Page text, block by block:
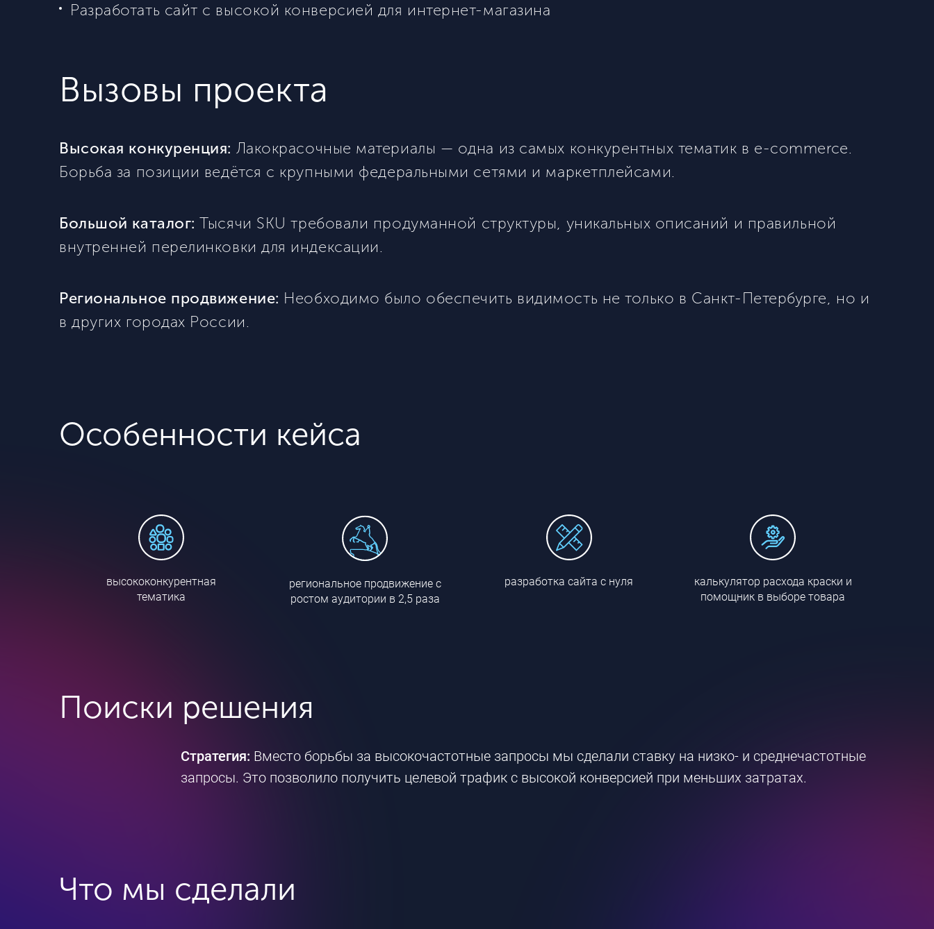
Разработать сайт с высокой конверсией для интернет-магазина
Вызовы проекта
Высокая конкуренция: Лакокрасочные материалы — одна из самых конкурентных тематик в e-commerce.
Борьба за позиции ведётся с крупными федеральными сетями и маркетплейсами.
Большой каталог: Тысячи SKU требовали продуманной структуры, уникальных описаний и правильной
внутренней перелинковки для индексации.
Региональное продвижение: Необходимо было обеспечить видимость не только в Санкт-Петербурге, но и
в других городах России.
Особенности кейса
высококонкурентная
тематика
региональное продвижение с
ростом аудитории в 2,5 раза
разработка сайта с нуля
калькулятор расхода краски и
помощник в выборе товара
Поиски решения
Стратегия: Вместо борьбы за высокочастотные запросы мы сделали ставку на низко- и среднечастотные
запросы. Это позволило получить целевой трафик с высокой конверсией при меньших затратах.
Что мы сделали